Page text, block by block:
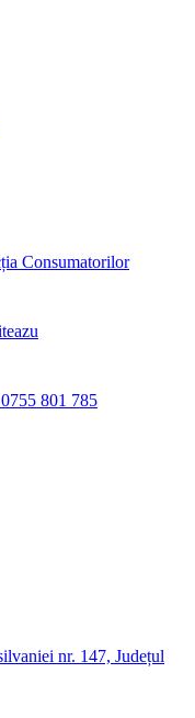
Consumatorilor
801 785
nr. 147, Județul